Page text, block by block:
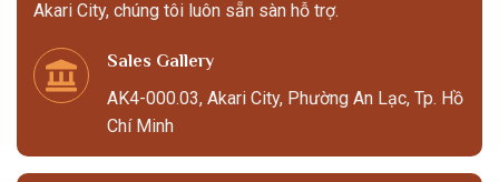
Akari City, chúng tôi luôn sẵn sàn hỗ trợ.
Sales Gallery
AK4-000.03, Akari City, Phường An Lạc, Tp. Hồ
Chí Minh